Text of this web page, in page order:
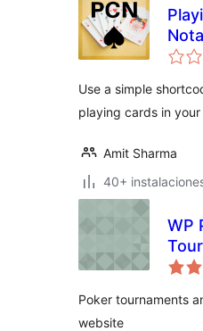
Use a simple
playing cards in
Amit Sharma
40+
WP
Poker tournaments
website